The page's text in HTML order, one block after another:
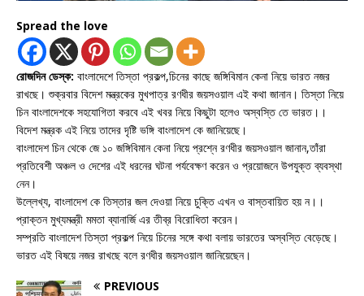
Spread the love
রোজদিন ডেস্ক: বাংলাদেশে তিস্তা প্রকল্প,চিনের কাছে জঙ্গিবিমান কেনা নিয়ে ভারত নজর
রাখছে। শুক্রবার বিদেশ মন্ত্রকের মুখপাত্র রণধীর জয়সওয়াল এই কথা জানান। তিস্তা নিয়ে
চিন বাংলাদেশকে সহযোগিতা করবে এই খবর নিয়ে কিছুটা হলেও অস্বস্তি তে ভারত।।
বিদেশ মন্ত্রক এই নিয়ে তাদের দৃষ্টি ভঙ্গি বাংলাদেশ কে জানিয়েছে।
বাংলাদেশ চিন থেকে জে ১০ জঙ্গিবিমান কেনা নিয়ে প্রশ্নে রণধীর জয়সওয়াল জানান,তাঁরা
প্রতিবেশী অঞ্চল ও দেশের এই ধরনের ঘটনা পর্যবেক্ষণ করেন ও প্রয়োজনে উপযুক্ত ব্যবস্থা
নেন।
উল্লেখ্য, বাংলাদেশ কে তিস্তার জল দেওয়া নিয়ে চুক্তি এখন ও বাস্তবায়িত হয় ন।।
প্রাক্তন মুখ্যমন্ত্রী মমতা ব্যানার্জি এর তীব্র বিরোধিতা করেন।
সম্প্রতি বাংলাদেশ তিস্তা প্রকল্প নিয়ে চিনের সঙ্গে কথা বলায় ভারতের অস্বস্তি বেড়েছে।
ভারত এই বিষয়ে নজর রাখছে বলে রণধীর জয়সওয়াল জানিয়েছেন।
PREVIOUS